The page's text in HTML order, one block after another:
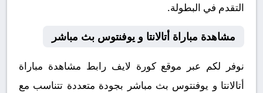
التقدم في البطولة.
مشاهدة مباراة أتالانتا و يوفنتوس بث مباشر
نوفر لكم عبر موقع كورة لايف رابط مشاهدة مباراة
أتالانتا و يوفنتوس بث مباشر بجودة متعددة تتناسب مع